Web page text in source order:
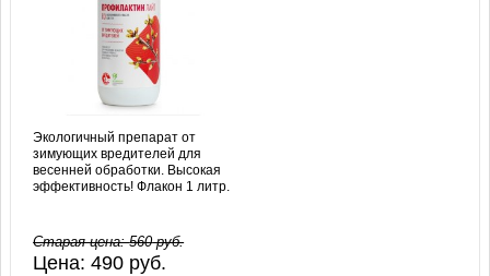
Экологичный препарат от
зимующих вредителей для
весенней обработки. Высокая
эффективность! Флакон 1 литр.
Старая цена:560руб.
Цена:490 руб.